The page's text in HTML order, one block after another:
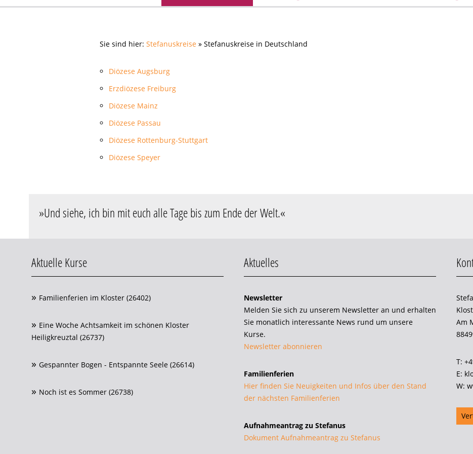
Sie sind hier: Stefanuskreise » Stefanuskreise in Deutschland
Diözese Augsburg
Erzdiözese Freiburg
Diözese Mainz
Diözese Passau
Diözese Rottenburg-Stuttgart
Diözese Speyer
»Und siehe, ich bin mit euch alle Tage bis zum Ende der Welt.«
Aktuelle Kurse
Familienferien im Kloster (26402)
Eine Woche Achtsamkeit im schönen Kloster
Heiligkreuztal (26737)
Gespannter Bogen - Entspannte Seele (26614)
Noch ist es Sommer (26738)
Aktuelles
Newsletter
Melden Sie sich zu unserem Newsletter an und erhalten
Sie monatlich interessante News rund um unsere
Kurse.
Newsletter abonnieren
Familienferien
Hier finden Sie Neuigkeiten und Infos über den Stand
der nächsten Familienferien
Aufnahmeantrag zu Stefanus
Dokument Aufnahmeantrag zu Stefanus
Am
T:
E:
W: